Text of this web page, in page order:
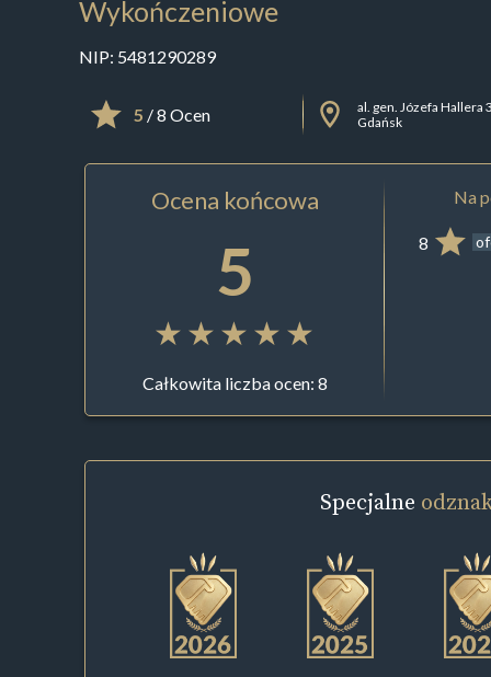
Wykończeniowe
NIP: 5481290289
5 / 8 Ocen
al. gen. Józefa Hallera
Gdańsk
Ocena końcowa
5
Całkowita liczba ocen: 8
Na
8
Specjalne